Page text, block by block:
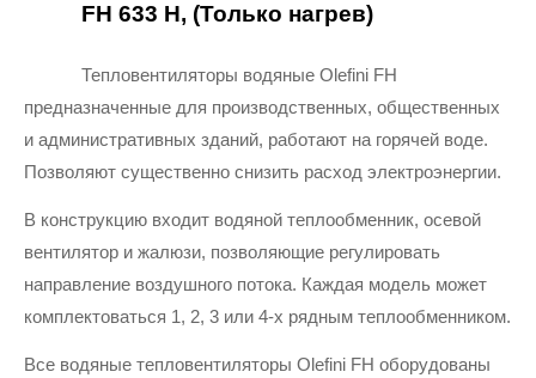
FH 633 H, (Только нагрев)
Тепловентиляторы водяные Olefini FH
предназначенные для производственных, общественных
и административных зданий, работают на горячей воде.
Позволяют существенно снизить расход электроэнергии.
В конструкцию входит водяной теплообменник, осевой
вентилятор и жалюзи, позволяющие регулировать
направление воздушного потока. Каждая модель может
комплектоваться 1, 2, 3 или 4-х рядным теплообменником.
Все водяные тепловентиляторы Olefini FH оборудованы